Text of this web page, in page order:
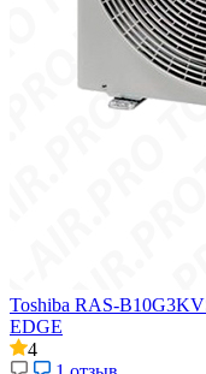
Toshiba RAS-
EDGE
4